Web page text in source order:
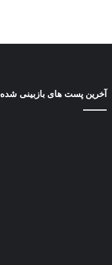
آخرین پست های بازبینی شده
بازتاب